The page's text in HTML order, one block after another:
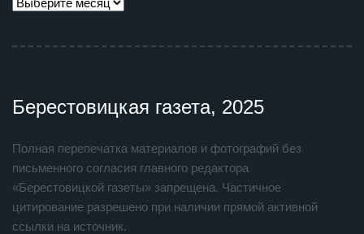
Берестовицкая газета, 2025
Полная перепечатка материалов и фотографий без
письменного согласия главного редактора
«Берестовицкой газеты» запрещена. Частичное
цитирование разрешено при наличии прямой активной
ссылки на источник.